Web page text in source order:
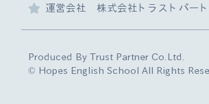
運営会社 株式会社トラストパー
Produced By Trust Partner Co.Ltd.
© Hopes English School All Rights